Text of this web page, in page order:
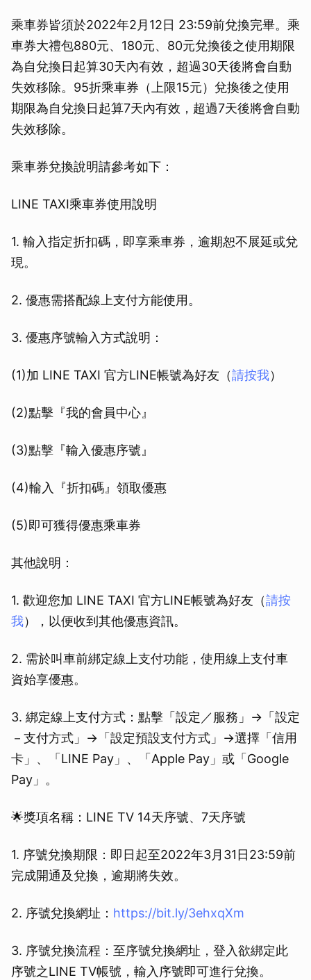
乘車券皆須於2022年2月12日 23:59前兌換完畢。乘
車券大禮包880元、180元、80元兌換後之使用期限
為自兌換日起算30天內有效，超過30天後將會自動
失效移除。95折乘車券（上限15元）兌換後之使用
期限為自兌換日起算7天內有效，超過7天後將會自動
失效移除。
乘車券兌換說明請參考如下：
LINE TAXI乘車券使用說明
1. 輸入指定折扣碼，即享乘車券，逾期恕不展延或兌
現。
2. 優惠需搭配線上支付方能使用。
3. 優惠序號輸入方式說明：
(1)加 LINE TAXI 官方LINE帳號為好友（請按我）
(2)點擊『我的會員中心』
(3)點擊『輸入優惠序號』
(4)輸入『折扣碼』領取優惠
(5)即可獲得優惠乘車券
其他說明：
1. 歡迎您加 LINE TAXI 官方LINE帳號為好友（請按
我），以便收到其他優惠資訊。
2. 需於叫車前綁定線上支付功能，使用線上支付車
資始享優惠。
3. 綁定線上支付方式：點擊「設定／服務」→「設定
－支付方式」→「設定預設支付方式」→選擇「信用
卡」、「LINE Pay」、「Apple Pay」或「Google
Pay」。
🌟獎項名稱：LINE TV 14天序號、7天序號
1. 序號兌換期限：即日起至2022年3月31日23:59前
完成開通及兌換，逾期將失效。
2. 序號兌換網址： https://bit.ly/3ehxqXm
3. 序號兌換流程：至序號兌換網址，登入欲綁定此
序號之LINE TV帳號，輸入序號即可進行兌換。